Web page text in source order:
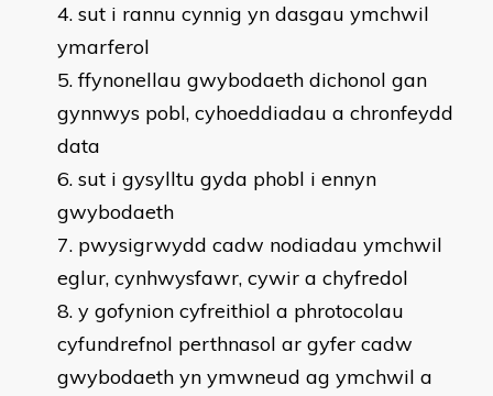
sut i rannu cynnig yn dasgau ymchwil
ymarferol
ffynonellau gwybodaeth dichonol gan
gynnwys pobl, cyhoeddiadau a chronfeydd
data
sut i gysylltu gyda phobl i ennyn
gwybodaeth
pwysigrwydd cadw nodiadau ymchwil
eglur, cynhwysfawr, cywir a chyfredol
y gofynion cyfreithiol a phrotocolau
cyfundrefnol perthnasol ar gyfer cadw
gwybodaeth yn ymwneud ag ymchwil a